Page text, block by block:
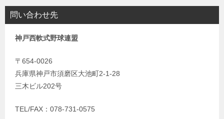
問い合わせ先
神戸西軟式野球連盟
〒654-0026
兵庫県神戸市須磨区大池町2-1-28
三木ビル202号
TEL/FAX：078-731-0575